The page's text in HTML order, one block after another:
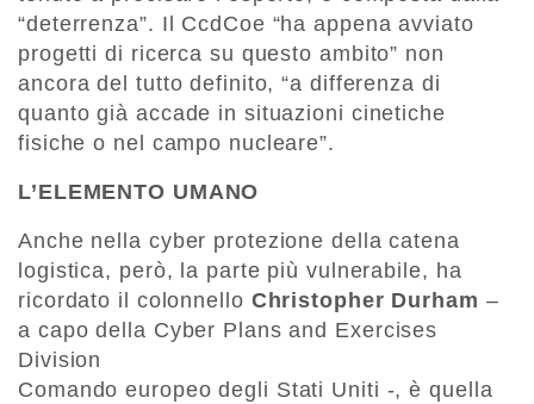
“deterrenza”. Il CcdCoe “ha appena avviato
progetti di ricerca su questo ambito” non
ancora del tutto definito, “a differenza di
quanto già accade in situazioni cinetiche
fisiche o nel campo nucleare”.
L’ELEMENTO UMANO
Anche nella cyber protezione della catena
logistica, però, la parte più vulnerabile, ha
ricordato il colonnello Christopher Durham –
a capo della Cyber ​​Plans and Exercises
Division
Comando europeo degli Stati Uniti -, è quella